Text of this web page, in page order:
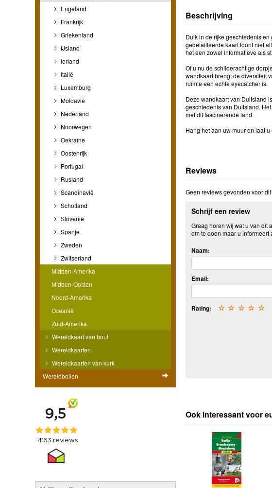
Engeland
Frankrijk
Griekenland
IJsland
Ierland
Italië
Luxemburg
Moldavië
Nederland
Noorwegen
Oekraïne
Oostenrijk
Portugal
Rusland
Scandinavië
Schotland
Slovenië
Spanje
Zweden
Zwitserland
Midden-Amerika
Midden-Oosten
Noord-Amerika
Oceanië
Zuid-Amerika
Wereldkaart van hout
Wereldkaarten
Wereldkaarten van kurk
Wereldbollen
Beschrijving
Duik in de rijke geschiedenis
gedetailleerde kaart toont niet
het een zowel informatieve als
Of u nu de schilderachtige
wandkaart brengt de diversiteit
ruimte een echte eyecatcher is.
Deze wandkaart van Duitsland
geschiedenis van Duitsland.
met dit fascinerende land.
Hang het aan uw muur en laat
Reviews
Geen reviews gevonden voor
Schrijf een review
Graag horen wij wat u van dit
om te doen maar u
Naam:
Email:
Rating: ☆
☆
☆
☆
☆
Ook interessant voor